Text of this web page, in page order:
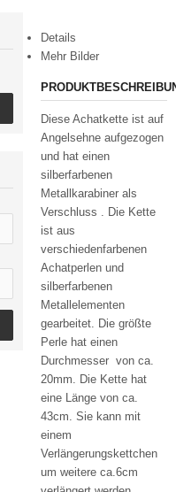
Details
Mehr Bilder
Diese Achatkette ist auf
Angelsehne aufgezogen
und hat einen
silberfarbenen
Metallkarabiner als
Verschluss . Die Kette
ist aus
verschiedenfarbenen
Achatperlen und
silberfarbenen
Metallelementen
gearbeitet. Die größte
Perle hat einen
Durchmesser von ca.
20mm. Die Kette hat
eine Länge von ca.
43cm. Sie kann mit
einem
Verlängerungskettchen
um weitere ca.6cm